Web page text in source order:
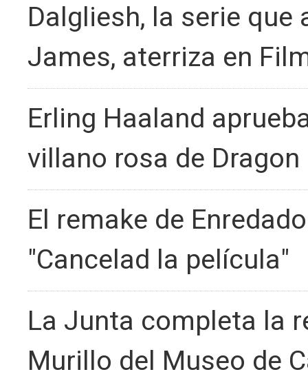
Dalgliesh, la serie que
James, aterriza en
Erling Haaland
villano rosa de Dragon
El remake de
"Cancelad la película"
La Junta completa la
Murillo del Museo de